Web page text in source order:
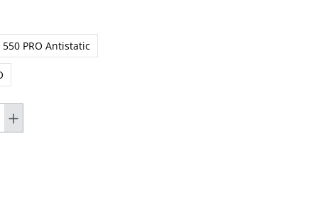
550 PRO Antistatic